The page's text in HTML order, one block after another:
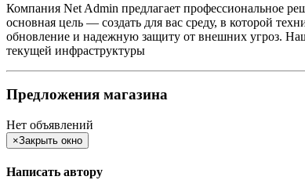
Компания Net Admin предлагает профессиональное
основная цель — создать для вас среду, в которой
обновление и надежную защиту от внешних угроз.
текущей инфраструктуры
Предложения магазина
Нет объявлений
×Закрыть окно
Написать автору